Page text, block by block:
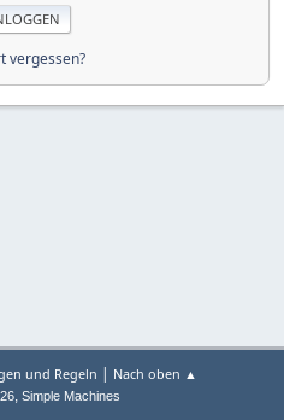
vergessen?
und Regeln | Nach oben ▲
, Simple Machines